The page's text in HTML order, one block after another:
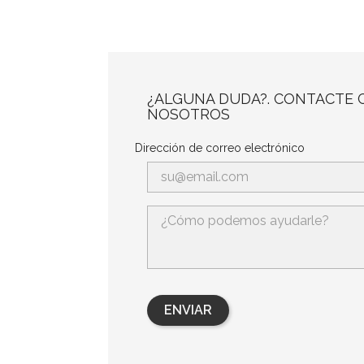
¿ALGUNA DUDA?. CONTACTE
NOSOTROS
Dirección de correo electrónico